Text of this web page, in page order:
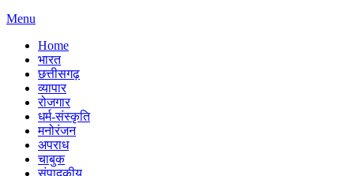
Menu
Home
भारत
छत्तीसगढ़
व्यापार
रोजगार
धर्म-संस्कृति
मनोरंजन
अपराध
चाबुक